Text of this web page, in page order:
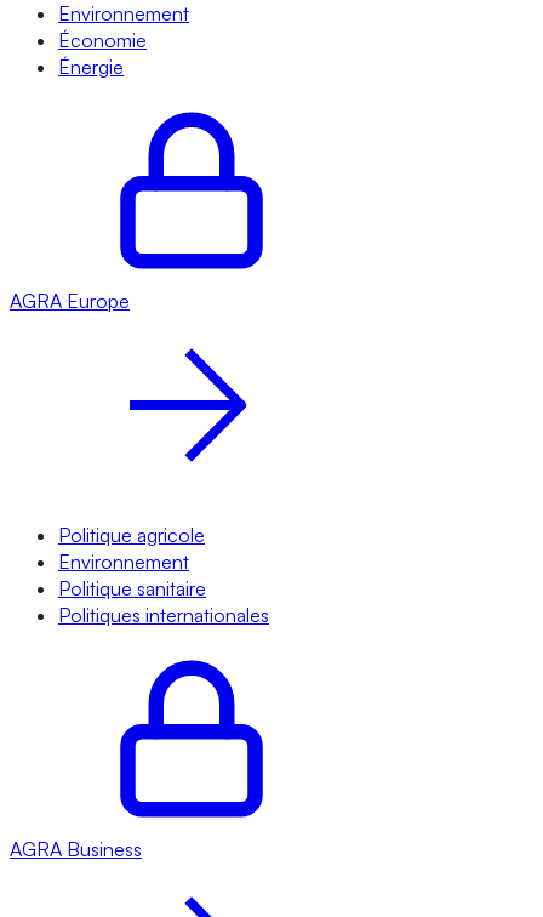
Environnement
Économie
Énergie
AGRA Europe
Politique agricole
Environnement
Politique sanitaire
Politiques internationales
AGRA Business